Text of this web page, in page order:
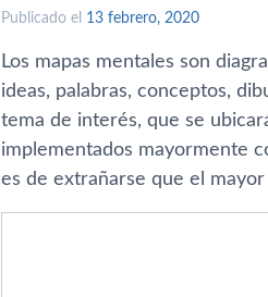
Publicado el 13 febrero, 2020
Los mapas mentales son
ideas, palabras, conceptos,
tema de interés, que se
implementados mayormente
es de extrañarse que el